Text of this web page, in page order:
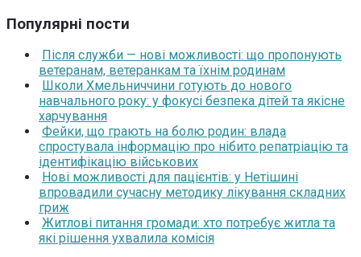
Популярні пости
Після служби — нові можливості: що пропонують
ветеранам, ветеранкам та їхнім родинам
Школи Хмельниччини готують до нового
навчального року: у фокусі безпека дітей та якісне
харчування
Фейки, що грають на болю родин: влада
спростувала інформацію про нібито репатріацію та
ідентифікацію військових
Нові можливості для пацієнтів: у Нетішині
впровадили сучасну методику лікування складних
гриж
Житлові питання громади: хто потребує житла та
які рішення ухвалила комісія